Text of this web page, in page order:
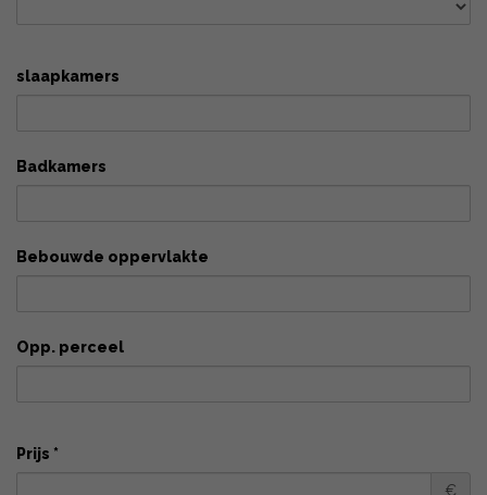
slaapkamers
Badkamers
Bebouwde oppervlakte
Opp. perceel
Prijs *
€